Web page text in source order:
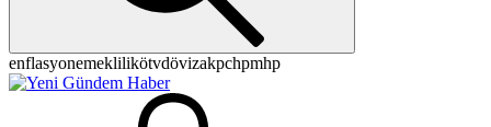
enflasyonemeklilikötvdövizakpchpmhp